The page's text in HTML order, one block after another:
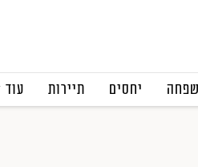
יחסים תיירות עוד